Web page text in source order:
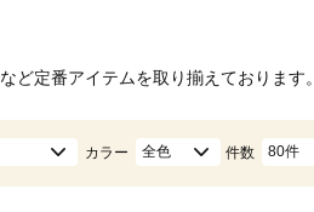
など定番アイテムを取り揃えております。
カラー 全色 件数 80件